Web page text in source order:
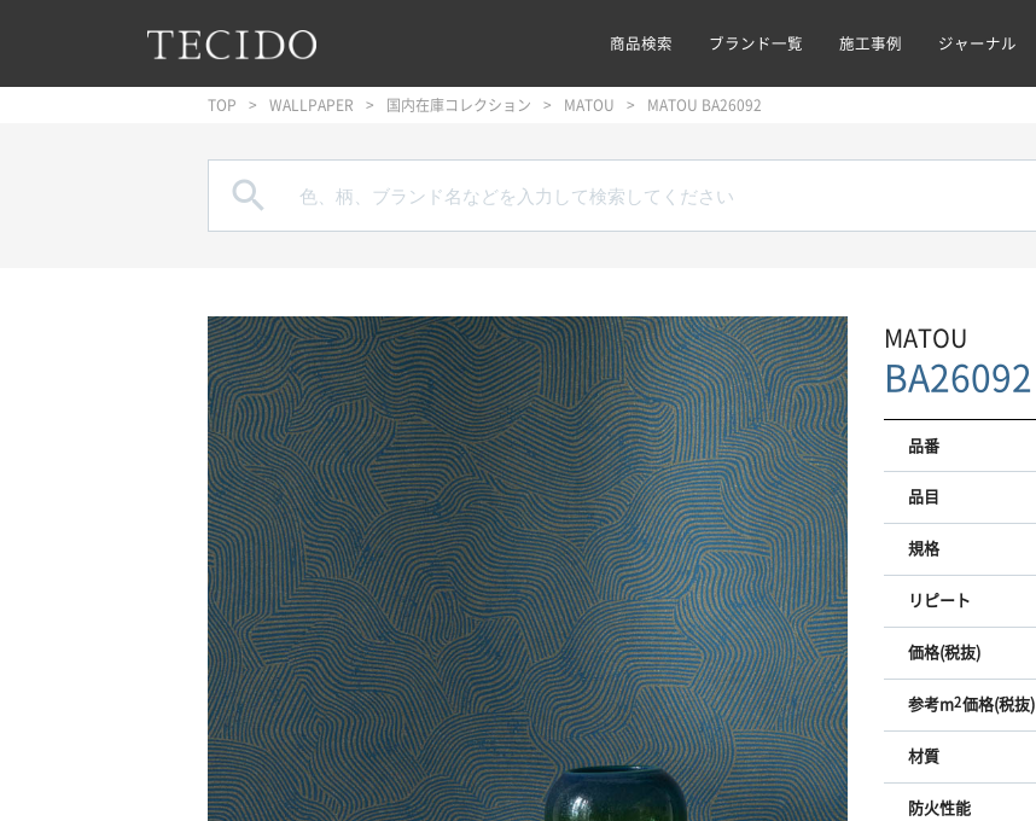
メインナビゲーションへジャンプ
メインコンテンツへジャンプ
フッターへジャンプ 商品検索 ブランド一覧 施工事例 ジャーナル
TOP WALLPAPER 国内在庫コレクション MATOU MATOU BA26092

MATOU
BA26092
品番
品目
規格
リピート
価格(税抜)
参考m2価格(税抜)
材質
防火性能